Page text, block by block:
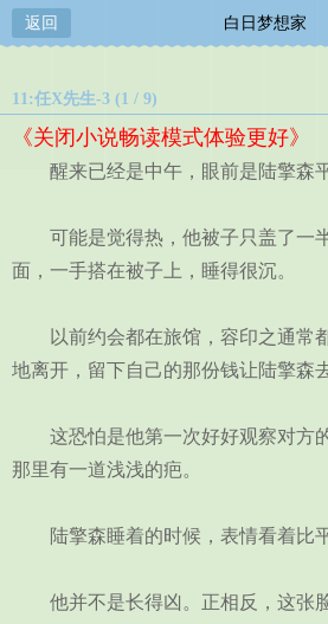
返回 白日梦想家
11:任X先生-3 (1 / 9)
《关闭小说畅读模式体验更好》
醒来已经是中午，眼前是陆擎森平
可能是觉得热，他被子只盖了一
面，一手搭在被子上，睡得很沉。
以前约会都在旅馆，容印之通常
地离开，留下自己的那份钱让陆擎森
这恐怕是他第一次好好观察对方
那里有一道浅浅的疤。
陆擎森睡着的时候，表情看着比平
他并不是长得凶。正相反，这张